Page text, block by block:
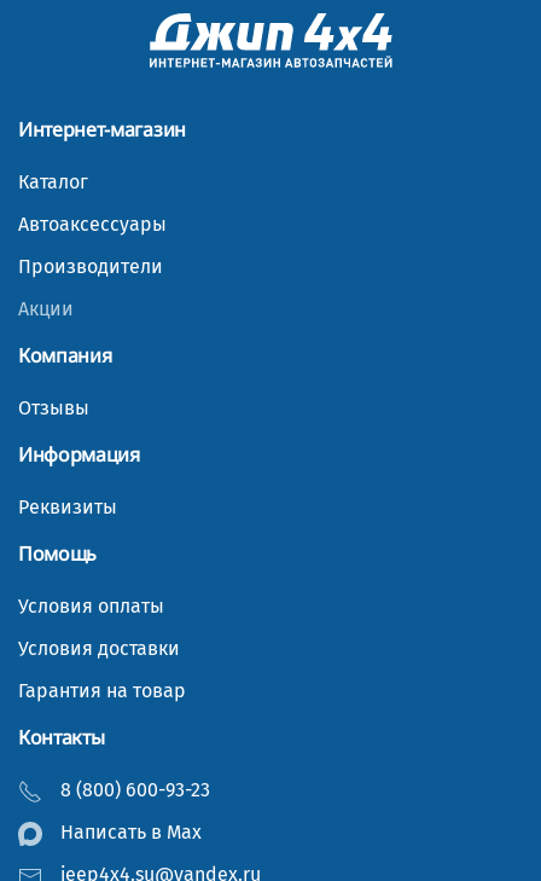
Интернет-магазин
Каталог
Автоаксессуары
Производители
Акции
Компания
Отзывы
Информация
Реквизиты
Помощь
Условия оплаты
Условия доставки
Гарантия на товар
Контакты
8 (800) 600-93-23
Написать в Мах
jeep4x4.su@yandex.ru